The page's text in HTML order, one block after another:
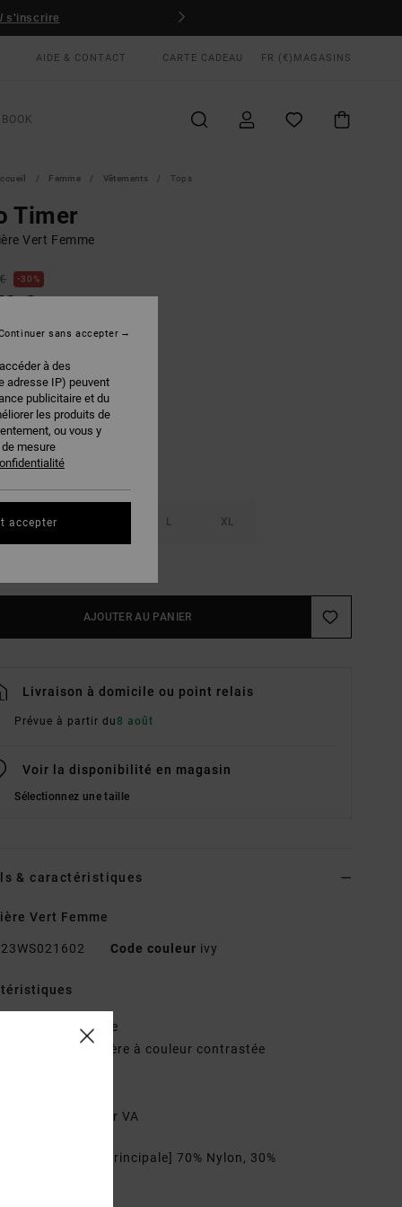
s'inscrire
AIDE & CONTACT CARTE CADEAU FR (€) MAGASINS
Femme Vêtements Tops
Timer
Vert Femme
30%
€
S L XL
AJOUTER AU PANIER
Livraison à domicile ou point relais
Prévue à partir du8 août
Voir la disponibilité en magasin
Sélectionnez une taille
& caractéristiques
Vert Femme
23WS021602 Code couleur ivy
double sangle
double brassière à couleur contrastée
de chaleur VA
[Matière principale] 70% Nylon, 30%
à des
adresse IP) peuvent
publicitaire et du
les produits de
ou vous y
mesure
sans accepter
accepter